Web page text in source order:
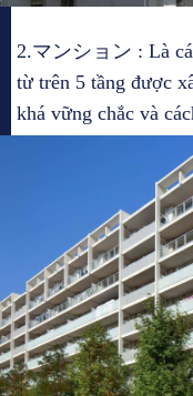
2.マンション : Là
từ trên 5 tầng được
khá vững chắc và